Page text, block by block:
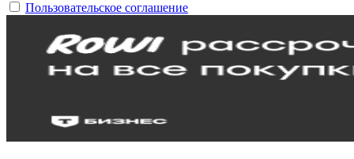
Пользовательское соглашение